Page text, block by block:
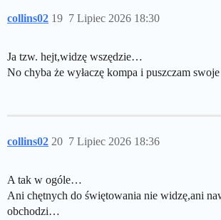
collins02 7 Lipiec 2026 18:30
19
Ja tzw. hejt,widzę wszędzie…
No chyba że wyłaczę kompa i puszczam swoje
collins02 7 Lipiec 2026 18:36
20
A tak w ogóle…
Ani chętnych do świętowania nie widzę,ani
obchodzi…